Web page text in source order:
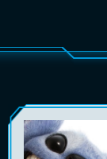
FILMID
KONVERENTS